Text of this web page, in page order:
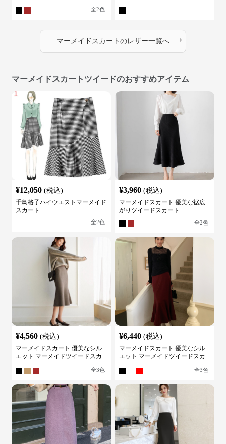
全2色
マーメイドスカート のレザー一覧へ ›
マーメイドスカートツイードのおすすめアイテム
¥12,050 (税込)
千鳥格子ハイウエストマーメイド
スカート
全2色
¥3,960 (税込)
マーメイドスカート 優美な裾広
がりツイードスカート
全2色
¥4,560 (税込)
マーメイドスカート 優美なシル
エット マーメイドツイードスカ
全3色
¥6,440 (税込)
マーメイドスカート 優美なシル
エット マーメイドツイードスカ
全3色